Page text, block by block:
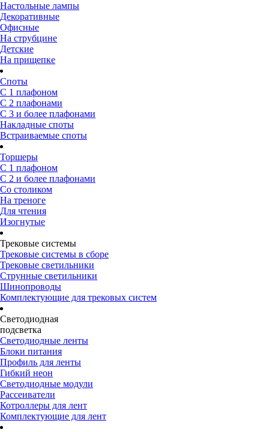
Настольные лампы
Декоративные
Офисные
На струбцине
Детские
На прищепке
Споты
С 1 плафоном
С 2 плафонами
С 3 и более плафонами
Накладные споты
Встраиваемые споты
Торшеры
С 1 плафоном
С 2 и более плафонами
Со столиком
На треноге
Для чтения
Изогнутые
Трековые системы
Трековые системы в сборе
Трековые светильники
Струнные светильники
Шинопроводы
Комплектующие для трековых систем
Светодиодная
подсветка
Светодиодные ленты
Блоки питания
Профиль для ленты
Гибкий неон
Светодиодные модули
Рассеиватели
Котроллеры для лент
Комплектующие для лент